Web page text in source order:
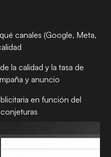
canales (Google, Meta,
la calidad y la tasa de
y anuncio
en función del